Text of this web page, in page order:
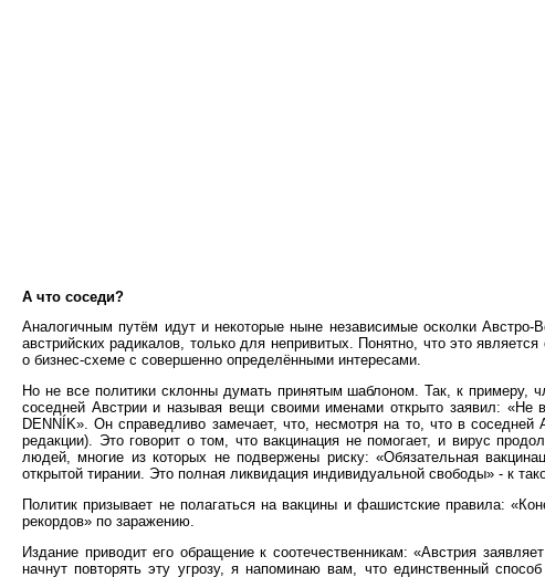
А что соседи?
Аналогичным путём идут и некоторые ныне независимые осколки
австрийских радикалов, только для непривитых. Понятно, что это
о бизнес-схеме с совершенно определёнными интересами.
Но не все политики склонны думать принятым шаблоном. Так, к примеру,
соседней Австрии и называя вещи своими именами открыто заявил:
DENNÍK». Он справедливо замечает, что, несмотря на то, что в
редакции). Это говорит о том, что вакцинация не помогает, и вирус
людей, многие из которых не подвержены риску: «Обязательная
открытой тирании. Это полная ликвидация индивидуальной свободы» - к
Политик призывает не полагаться на вакцины и фашистские правила:
рекордов» по заражению.
Издание приводит его обращение к соотечественникам: «Австрия
начнут повторять эту угрозу, я напоминаю вам, что единственный